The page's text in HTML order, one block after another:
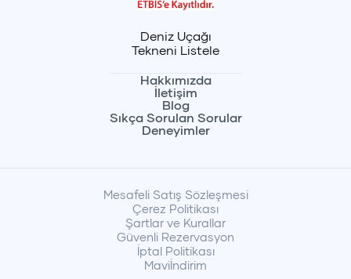
Deniz Uçağı
Tekneni Listele
Hakkımızda
İletişim
Blog
Sıkça Sorulan Sorular
Deneyimler
Mesafeli Satış Sözleşmesi
Çerez Politikası
Şartlar ve Kurallar
Güvenli Rezervasyon
İptal Politikası
Maviİndirim